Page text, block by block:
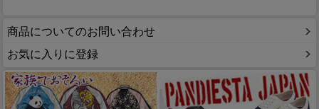
商品についてのお問い合わせ
お気に入りに登録